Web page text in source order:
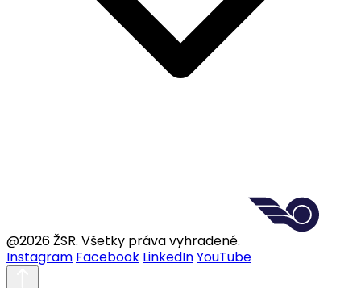
@2026 ŽSR. Všetky práva vyhradené.
Instagram Facebook LinkedInYouTube